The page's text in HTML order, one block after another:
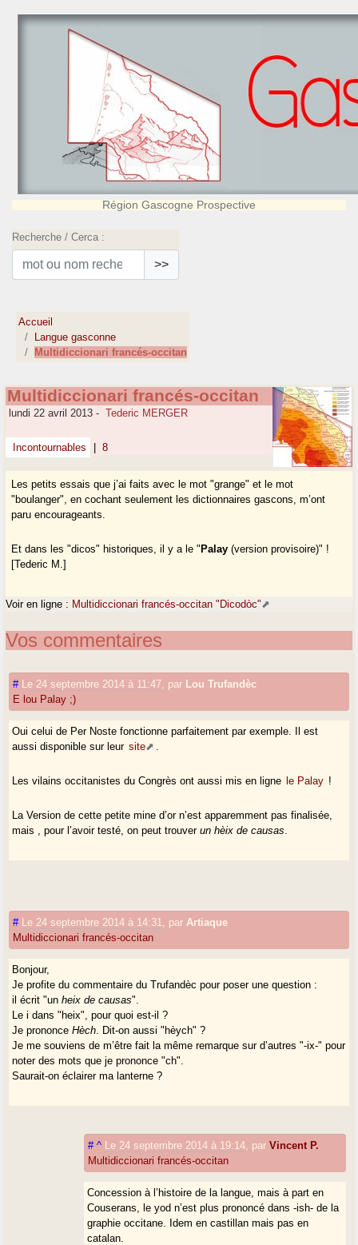
Région Gascogne Prospective
Recherche / Cerca :
>>
Accueil
Langue gasconne
Multidiccionari francés-occitan
Multidiccionari francés-occitan
lundi 22 avril 2013 - Tederic MERGER
Incontournables 8
Les petits essais que j’ai faits avec le mot "grange" et le mot
"boulanger", en cochant seulement les dictionnaires gascons, m’ont
paru encourageants.
Et dans les "dicos" historiques, il y a le " Palay (version provisoire)" !
[Tederic M.]
Voir en ligne : Multidiccionari francés-occitan "Dicodòc"
Vos commentaires
# Le 24 septembre 2014 à 11:47 par Lou Trufandèc
E lou Palay ;)
Oui celui de Per Noste fonctionne parfaitement par exemple. Il est
aussi disponible sur leur site
Les vilains occitanistes du Congrès ont aussi mis en ligne le Palay !
La Version de cette petite mine d’or n’est apparemment pas finalisée,
mais , pour l’avoir testé, on peut trouverun hèix de causas
# Le 24 septembre 2014 à 14:31 par Artiaque
Multidiccionari francés-occitan
Bonjour,
Je profite du commentaire du Trufandèc pour poser une question :
il écrit "unheix de causas".
Le i dans "heix", pour quoi est-il ?
Je prononceHèch . Dit-on aussi "hèych" ?
Je me souviens de m’être fait la même remarque sur d’autres "-ix-" pour
noter des mots que je prononce "ch".
Saurait-on éclairer ma lanterne ?
# ^ Le 24 septembre 2014 à 19:14 parVincent P.
Multidiccionari francés-occitan
Concession à l’histoire de la langue, mais à part en
Couserans, le yod n’est plus prononcé dans -ish- de la
graphie occitane. Idem en castillan mais pas en
catalan.